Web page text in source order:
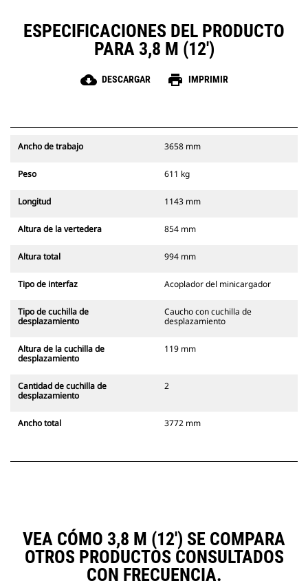
ESPECIFICACIONES DEL PRODUCTO
PARA 3,8 M (12')
cloud_download DESCARGAR print IMPRIMIR
Ancho de trabajo 3658 mm
Peso 611 kg
Longitud 1143 mm
Altura de la vertedera 854 mm
Altura total 994 mm
Tipo de interfaz Acoplador del minicargador
Tipo de cuchilla de
desplazamiento
Caucho con cuchilla de
desplazamiento
Altura de la cuchilla de
desplazamiento
119 mm
Cantidad de cuchilla de
desplazamiento
2
Ancho total 3772 mm
VEA CÓMO 3,8 M (12') SE COMPARA
OTROS PRODUCTOS CONSULTADOS
CON FRECUENCIA.